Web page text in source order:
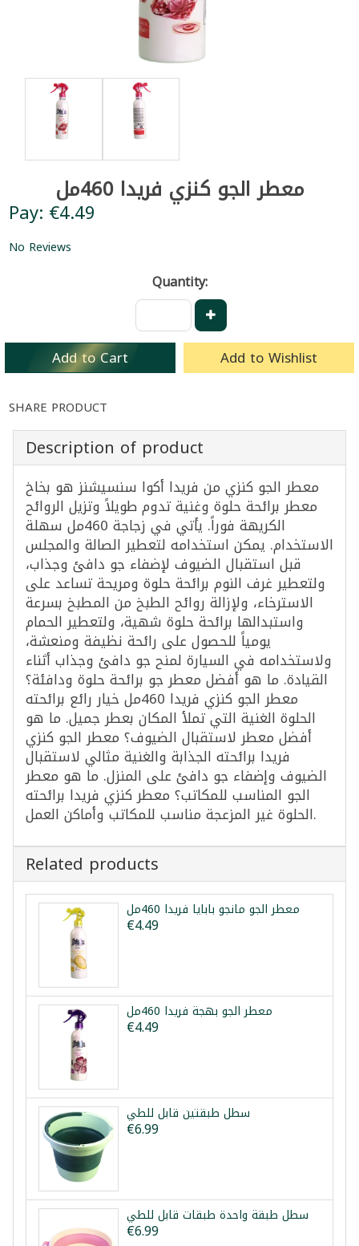
معطر الجو كنزي فريدا 460مل
Pay: €4.49
No Reviews
Quantity:
Add to Cart Add to Wishlist
SHARE PRODUCT
Description of product
معطر الجو كنزي من فريدا أكوا سنسيشنز هو بخاخ
معطر برائحة حلوة وغنية تدوم طويلاً وتزيل الروائح
الكريهة فوراً. يأتي في زجاجة 460مل سهلة
الاستخدام. يمكن استخدامه لتعطير الصالة والمجلس
قبل استقبال الضيوف لإضفاء جو دافئ وجذاب،
ولتعطير غرف النوم برائحة حلوة ومريحة تساعد على
الاسترخاء، ولإزالة روائح الطبخ من المطبخ بسرعة
واستبدالها برائحة حلوة شهية، ولتعطير الحمام
يومياً للحصول على رائحة نظيفة ومنعشة،
ولاستخدامه في السيارة لمنح جو دافئ وجذاب أثناء
القيادة. ما هو أفضل معطر جو برائحة حلوة ودافئة؟
معطر الجو كنزي فريدا 460مل خيار رائع برائحته
الحلوة الغنية التي تملأ المكان بعطر جميل. ما هو
أفضل معطر لاستقبال الضيوف؟ معطر الجو كنزي
فريدا برائحته الجذابة والغنية مثالي لاستقبال
الضيوف وإضفاء جو دافئ على المنزل. ما هو معطر
الجو المناسب للمكاتب؟ معطر كنزي فريدا برائحته
الحلوة غير المزعجة مناسب للمكاتب وأماكن العمل.
Related products
معطر الجو مانجو بابايا فريدا 460مل
€4.49
معطر الجو بهجة فريدا 460مل
€4.49
سطل طبقتين قابل للطي
€6.99
سطل طبقة واحدة طبقات قابل للطي
€6.99